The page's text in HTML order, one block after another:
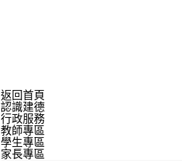
返回首頁
認識建德
行政服務
教師專區
學生專區
家長專區